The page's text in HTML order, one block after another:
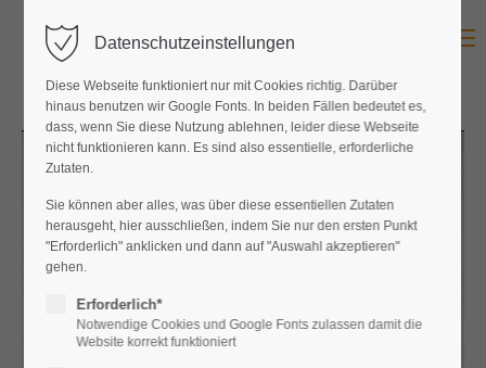
Datenschutzeinstellungen
Diese Webseite funktioniert nur mit Cookies richtig. Darüber
hinaus benutzen wir Google Fonts. In beiden Fällen bedeutet es,
dass, wenn Sie diese Nutzung ablehnen, leider diese Webseite
nicht funktionieren kann. Es sind also essentielle, erforderliche
Zutaten.
Sie können aber alles, was über diese essentiellen Zutaten
herausgeht, hier ausschließen, indem Sie nur den ersten Punkt
"Erforderlich" anklicken und dann auf "Auswahl akzeptieren"
gehen.
Erforderlich*
Notwendige Cookies und Google Fonts zulassen damit die
Website korrekt funktioniert